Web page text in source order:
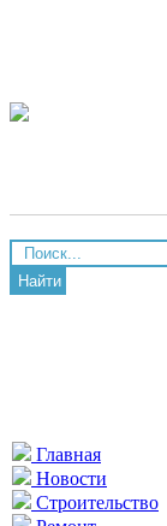
Найти
Главная
Новости
Строительство